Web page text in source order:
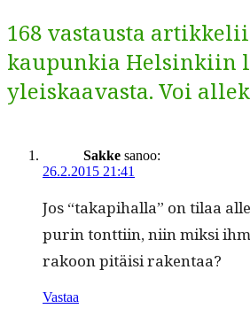
168 vastausta
kaupunkia Helsinkiin
yleiskaavasta. Voi
Sakke sanoo:
26.2.2015 21:41
Jos “takapi­hal­la” on tilaa
purin tont­ti­in, niin mik­si
rakoon pitäisi rakentaa?
Vastaa